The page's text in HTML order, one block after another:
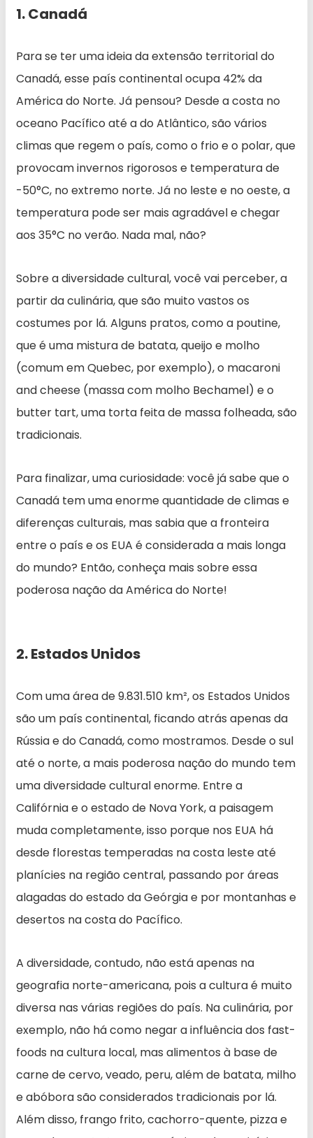
1. Canadá
Para se ter uma ideia da extensão territorial do
Canadá, esse país continental ocupa 42% da
América do Norte. Já pensou? Desde a costa no
oceano Pacífico até a do Atlântico, são vários
climas que regem o país, como o frio e o polar, que
provocam invernos rigorosos e temperatura de
-50°C, no extremo norte. Já no leste e no oeste, a
temperatura pode ser mais agradável e chegar
aos 35°C no verão. Nada mal, não?
Sobre a diversidade cultural, você vai perceber, a
partir da culinária, que são muito vastos os
costumes por lá. Alguns pratos, como a poutine,
que é uma mistura de batata, queijo e molho
(comum em Quebec, por exemplo), o macaroni
and cheese (massa com molho Bechamel) e o
butter tart, uma torta feita de massa folheada, são
tradicionais.
Para finalizar, uma curiosidade: você já sabe que o
Canadá tem uma enorme quantidade de climas e
diferenças culturais, mas sabia que a fronteira
entre o país e os EUA é considerada a mais longa
do mundo? Então, conheça mais sobre essa
poderosa nação da América do Norte!
2. Estados Unidos
Com uma área de 9.831.510 km², os Estados Unidos
são um país continental, ficando atrás apenas da
Rússia e do Canadá, como mostramos. Desde o sul
até o norte, a mais poderosa nação do mundo tem
uma diversidade cultural enorme. Entre a
Califórnia e o estado de Nova York, a paisagem
muda completamente, isso porque nos EUA há
desde florestas temperadas na costa leste até
planícies na região central, passando por áreas
alagadas do estado da Geórgia e por montanhas e
desertos na costa do Pacífico.
A diversidade, contudo, não está apenas na
geografia norte-americana, pois a cultura é muito
diversa nas várias regiões do país. Na culinária, por
exemplo, não há como negar a influência dos fast-
foods na cultura local, mas alimentos à base de
carne de cervo, veado, peru, além de batata, milho
e abóbora são considerados tradicionais por lá.
Além disso, frango frito, cachorro-quente, pizza e